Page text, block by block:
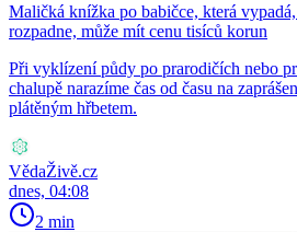
Maličká knížka po babičce, která
rozpadne, může mít cenu tisíců korun
Při vyklízení půdy po prarodičích nebo
chalupě narazíme čas od času na
plátěným hřbetem.
VědaŽivě.cz
dnes, 04:08
2 min